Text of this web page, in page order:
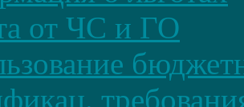
от ЧС и ГО